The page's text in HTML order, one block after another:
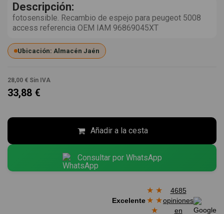
Descripción:
fotosensible. Recambio de espejo para peugeot 5008
access referencia OEM IAM 96869045XT
Ubicación: Almacén Jaén
28,00 € Sin IVA
33,88 €
Añadir a la cesta
Consultar por WhatsApp
Excelente
★ ★
★ ★
★
4685
opiniones
en